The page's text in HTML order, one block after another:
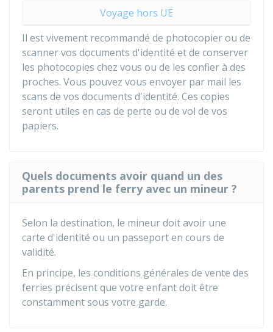
Voyage hors UE
Il est vivement recommandé de photocopier ou de
scanner vos documents d'identité et de conserver
les photocopies chez vous ou de les confier à des
proches. Vous pouvez vous envoyer par mail les
scans de vos documents d'identité. Ces copies
seront utiles en cas de perte ou de vol de vos
papiers.
Quels documents avoir quand un des
parents prend le ferry avec un mineur ?
Selon la destination, le mineur doit avoir une
carte d'identité ou un passeport en cours de
validité.
En principe, les conditions générales de vente des
ferries précisent que votre enfant doit être
constamment sous votre garde.